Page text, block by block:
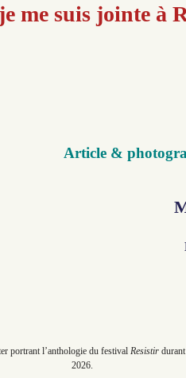
me suis jointe à
Article &
portrant l’anthologie du festival Resistir
2026.